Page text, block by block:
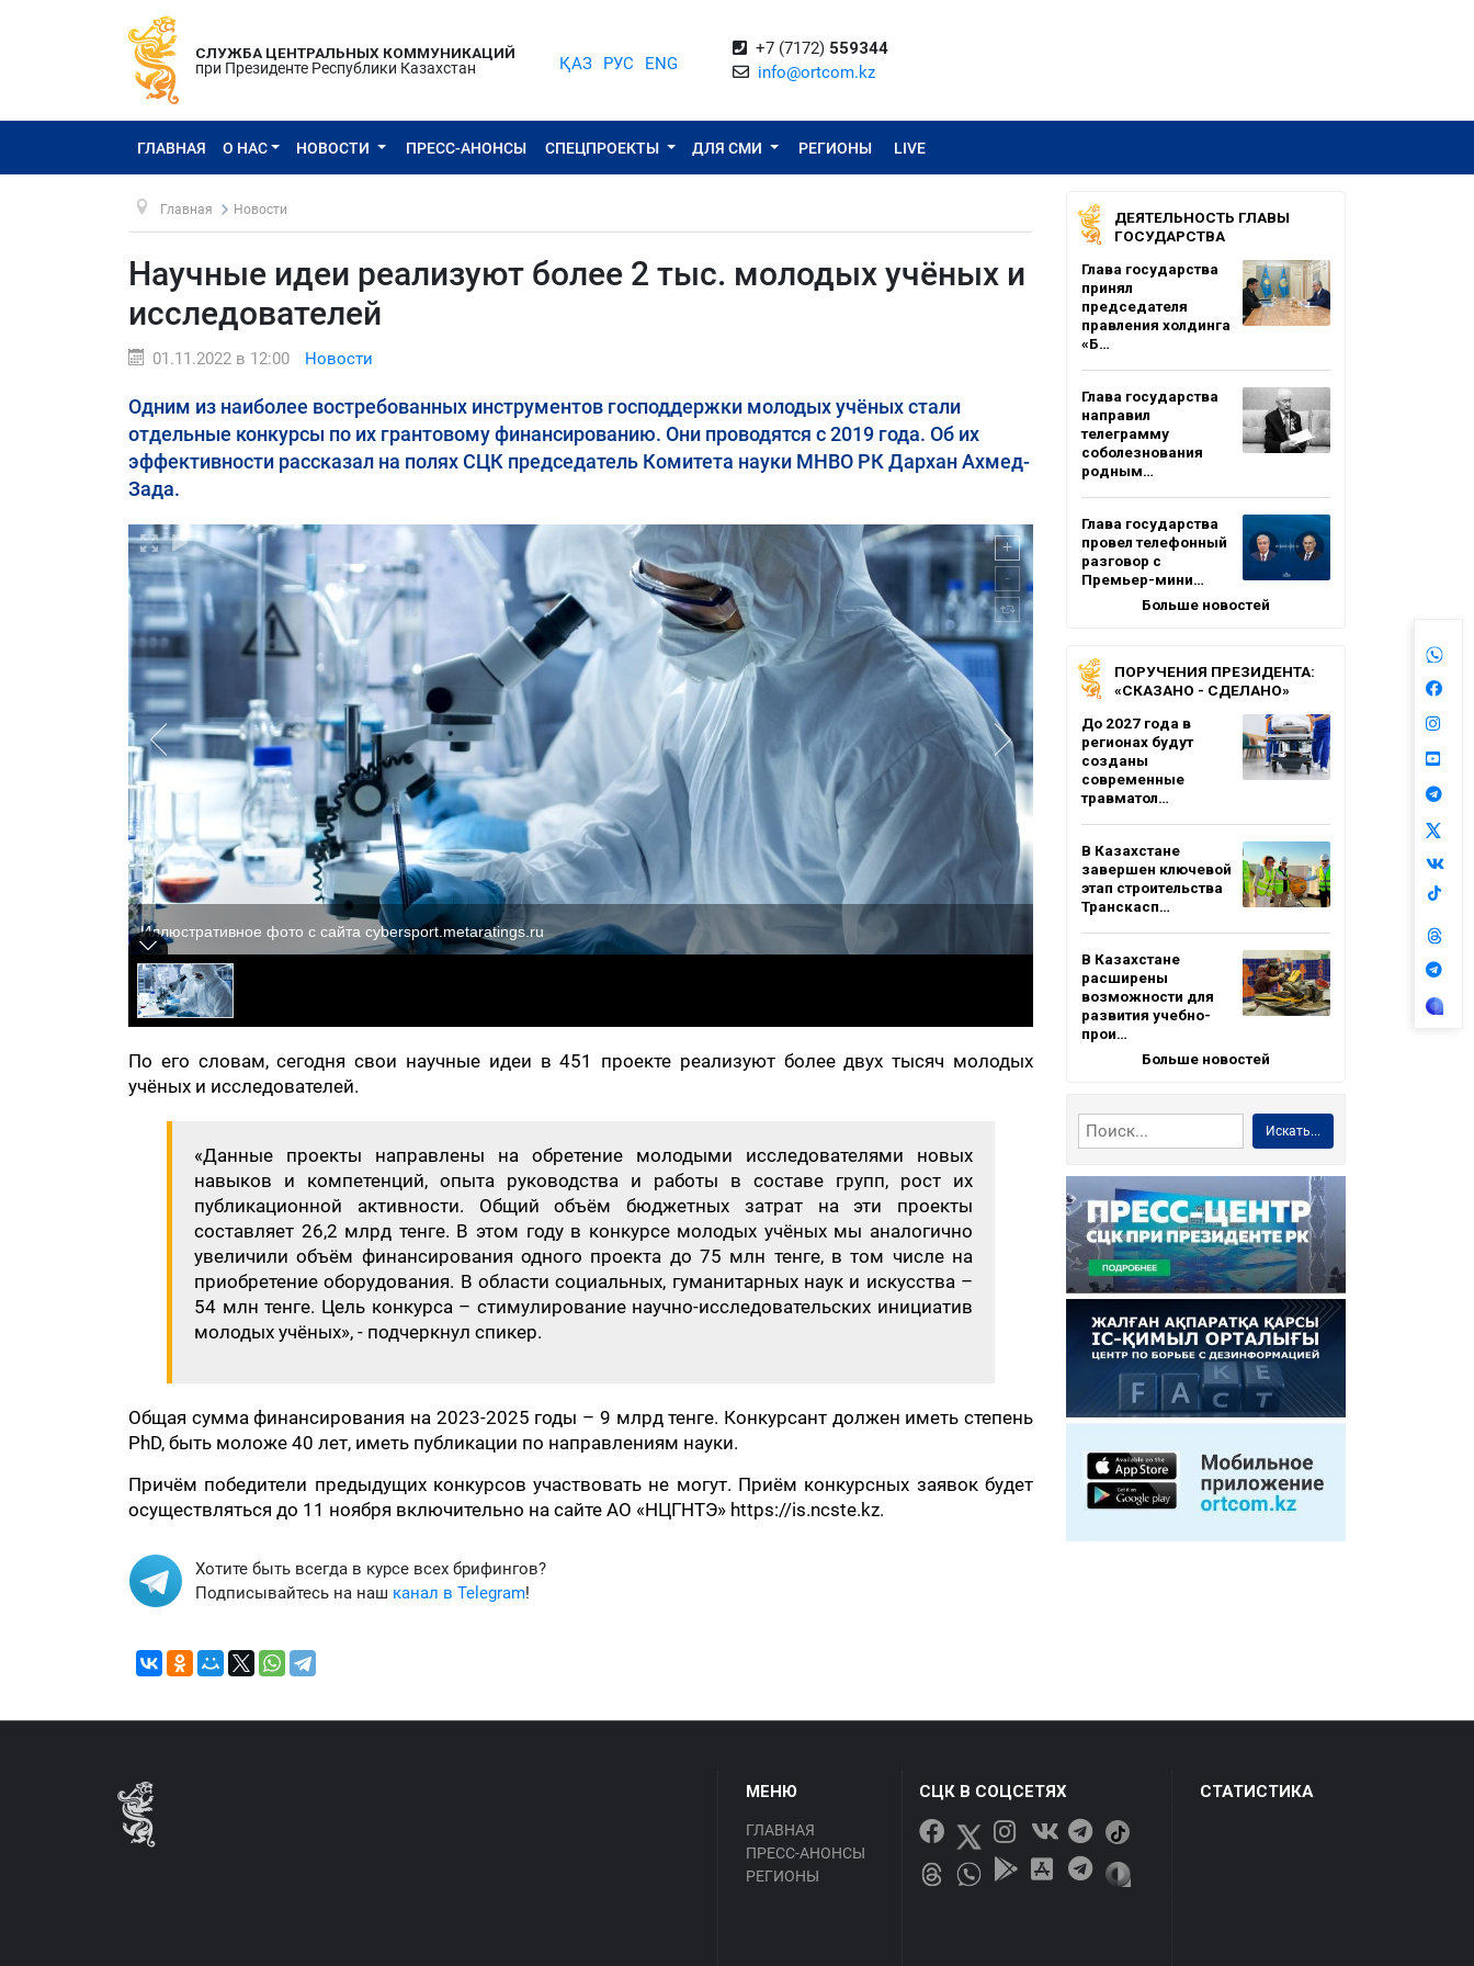
СЛУЖБА ЦЕНТРАЛЬНЫХ КОММУНИКАЦИЙ
при Президенте Республики Казахстан
ҚАЗ РУС ENG
+7 (7172) 559344
info@ortcom.kz
ГЛАВНАЯ О НАС НОВОСТИ ПРЕСС-АНОНСЫ СПЕЦПРОЕКТЫ ДЛЯ СМИ РЕГИОНЫ LIVE
Главная Новости
Научные идеи реализуют более 2 тыс. молодых учёных и
исследователей
01.11.2022 в 12:00 Новости
Одним из наиболее востребованных инструментов господдержки молодых учёных стали
отдельные конкурсы по их грантовому финансированию. Они проводятся с 2019 года. Об их
эффективности рассказал на полях СЦК председатель Комитета науки МНВО РК Дархан Ахмед-
Зада.
Иллюстративное фото с сайта cybersport.metaratings.ru
По его словам, сегодня свои научные идеи в 451 проекте реализуют более двух тысяч молодых
учёных и исследователей.
«Данные проекты направлены на обретение молодыми исследователями новых
навыков и компетенций, опыта руководства и работы в составе групп, рост их
публикационной активности. Общий объём бюджетных затрат на эти проекты
составляет 26,2 млрд тенге. В этом году в конкурсе молодых учёных мы аналогично
увеличили объём финансирования одного проекта до 75 млн тенге, в том числе на
приобретение оборудования. В области социальных, гуманитарных наук и искусства –
54 млн тенге. Цель конкурса – стимулирование научно-исследовательских инициатив
молодых учёных», - подчеркнул спикер.
Общая сумма финансирования на 2023-2025 годы – 9 млрд тенге. Конкурсант должен иметь степень
PhD, быть моложе 40 лет, иметь публикации по направлениям науки.
Причём победители предыдущих конкурсов участвовать не могут. Приём конкурсных заявок будет
осуществляться до 11 ноября включительно на сайте АО «НЦГНТЭ» https://is.ncste.kz.
Хотите быть всегда в курсе всех брифингов?
Подписывайтесь на наш канал в Telegram!
ДЕЯТЕЛЬНОСТЬ ГЛАВЫ
ГОСУДАРСТВА
Глава государства
принял
председателя
правления холдинга
«Б…
Глава государства
направил
телеграмму
соболезнования
родным…
Глава государства
провел телефонный
разговор с
Премьер-мини…
Больше новостей
ПОРУЧЕНИЯ ПРЕЗИДЕНТА:
«СКАЗАНО - СДЕЛАНО»
До 2027 года в
регионах будут
созданы
современные
травматол…
В Казахстане
завершен ключевой
этап строительства
Транскасп…
В Казахстане
расширены
возможности для
развития учебно-
прои…
Больше новостей
Искать...
МЕНЮ
ГЛАВНАЯ
ПРЕСС-АНОНСЫ
РЕГИОНЫ
СЦК В СОЦСЕТЯХ СТАТИСТИКА